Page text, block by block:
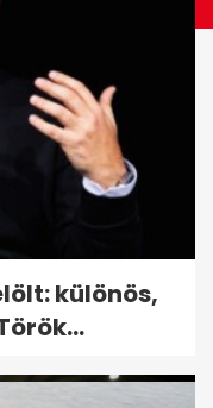
alvást?" -
kérdéseire...
különös,